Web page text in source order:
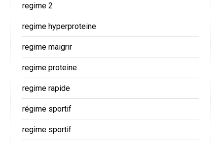
regime 2
regime hyperproteine
regime maigrir
regime proteine
regime rapide
régime sportif
regime sportif